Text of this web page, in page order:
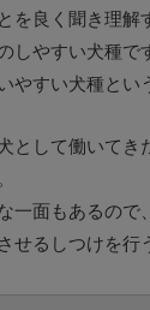
を良く聞き理解
しやすい犬種で
やすい犬種とい
として働いてき
一面もあるので
せるしつけを行